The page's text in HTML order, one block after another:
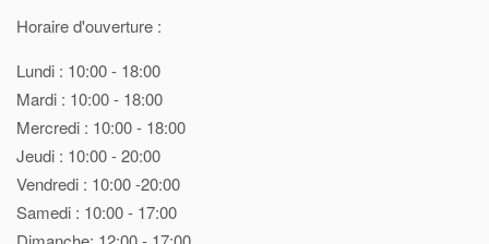
Horaire d'ouverture :
Lundi : 10:00 - 18:00
Mardi : 10:00 - 18:00
Mercredi : 10:00 - 18:00
Jeudi : 10:00 - 20:00
Vendredi : 10:00 -20:00
Samedi : 10:00 - 17:00